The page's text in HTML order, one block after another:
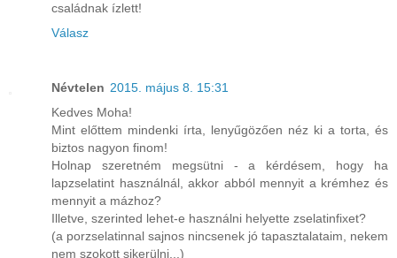
családnak ízlett!
Válasz
Névtelen 2015. május 8. 15:31
Kedves Moha!
Mint előttem mindenki írta, lenyűgözően néz ki a torta, és
biztos nagyon finom!
Holnap szeretném megsütni - a kérdésem, hogy ha
lapzselatint használnál, akkor abból mennyit a krémhez és
mennyit a mázhoz?
Illetve, szerinted lehet-e használni helyette zselatinfixet?
(a porzselatinnal sajnos nincsenek jó tapasztalataim, nekem
nem szokott sikerülni...)